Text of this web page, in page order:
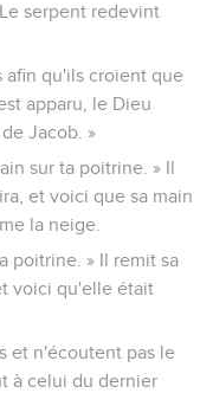
serpent redevint
afin qu'ils croient que
apparu, le Dieu
Jacob. »
sur ta poitrine. » Il
et voici que sa main
la neige.
poitrine. » Il remit sa
voici qu'elle était
et n'écoutent pas le
à celui du dernier